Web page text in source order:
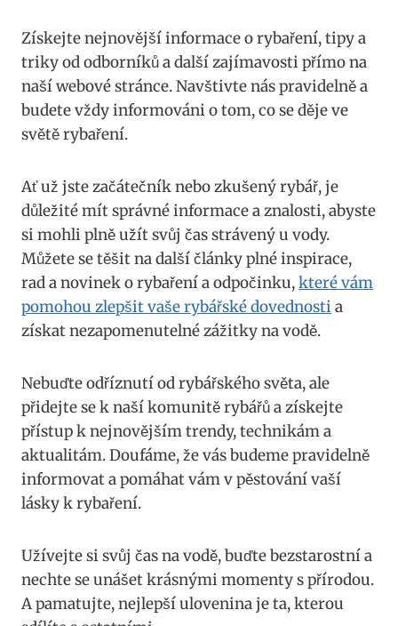
Získejte nejnovější informace o rybaření, tipy a
triky od odborníků a další zajímavosti přímo na
naší webové stránce. Navštivte nás pravidelně a
budete vždy informováni o tom, co se děje ve
světě rybaření.
Ať už jste začátečník nebo zkušený rybář, je
důležité mít správné informace a znalosti, abyste
si mohli plně užít svůj čas strávený u vody.
Můžete se těšit na další články plné inspirace,
rad a novinek o rybaření a odpočinku,které vám
pomohou zlepšit vaše rybářské dovednosti a
získat nezapomenutelné zážitky na vodě.
Nebuďte odříznutí od rybářského světa, ale
přidejte se k naší komunitě rybářů a získejte
přístup k nejnovějším trendy, technikám a
aktualitám. Doufáme, že vás budeme pravidelně
informovat a pomáhat vám v pěstování vaší
lásky k rybaření.
Užívejte si svůj čas na vodě, buďte bezstarostní a
nechte se unášet krásnými momenty s přírodou.
A pamatujte, nejlepší ulovenina je ta, kterou